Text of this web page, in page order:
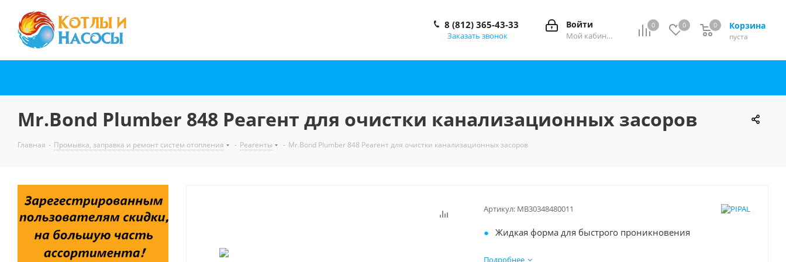
0 0 Корзина
0
пуста
0
Войти
Мой кабинет
8 (812) 365-43-33
Заказать звонок
Mr.Bond Plumber 848 Реагент для очистки канализационных засоров
Главная - Промывка, заправка и ремонт систем отопления - Реагенты - Mr.Bond Plumber 848 Реагент для очистки канализационных засоров
Артикул: МВ30348480011
Жидкая форма для быстрого проникновения
Усиленная формула с активными щелочами
Подробнее